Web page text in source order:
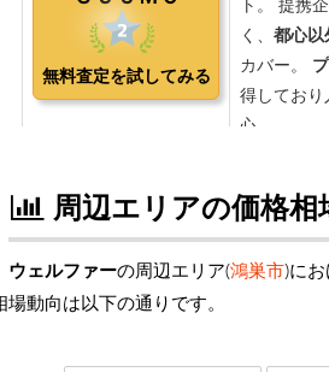
周辺エリアの価格相
ウェルファーの周辺エリア(鴻巣市)に
場動向は以下の通りです。